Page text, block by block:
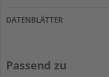
DATENBLÄTTER
Passend zu